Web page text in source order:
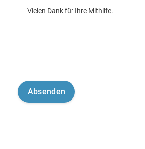
Vielen Dank für Ihre Mithilfe.